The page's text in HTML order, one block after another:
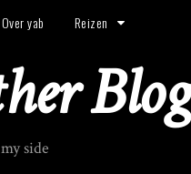
Over yab Reizen
Blog
side